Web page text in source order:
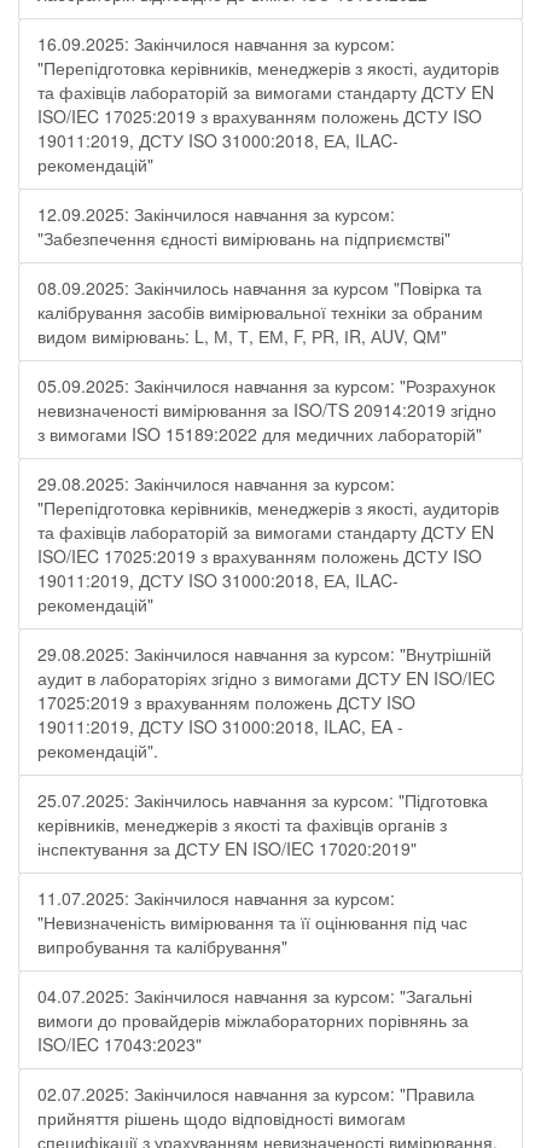
16.09.2025: Закінчилося навчання за курсом:
"Перепідготовка керівників, менеджерів з якості, аудиторів
та фахівців лабораторій за вимогами стандарту ДСТУ EN
ISO/IEC 17025:2019 з врахуванням положень ДСТУ ISO
19011:2019, ДСТУ ISO 31000:2018, ЕА, ILAC-
рекомендацій"
12.09.2025: Закінчилося навчання за курсом:
"Забезпечення єдності вимірювань на підприємстві"
08.09.2025: Закінчилось навчання за курсом "Повірка та
калібрування засобів вимірювальної техніки за обраним
видом вимірювань: L, М, Т, ЕМ, F, РR, ІR, АUV, QМ"
05.09.2025: Закінчилося навчання за курсом: "Розрахунок
невизначеності вимірювання за ISO/TS 20914:2019 згідно
з вимогами ISO 15189:2022 для медичних лабораторій"
29.08.2025: Закінчилося навчання за курсом:
"Перепідготовка керівників, менеджерів з якості, аудиторів
та фахівців лабораторій за вимогами стандарту ДСТУ EN
ISO/IEC 17025:2019 з врахуванням положень ДСТУ ISO
19011:2019, ДСТУ ISO 31000:2018, ЕА, ILAC-
рекомендацій"
29.08.2025: Закінчилося навчання за курсом: "Внутрішній
аудит в лабораторіях згідно з вимогами ДСТУ EN ISO/IEC
17025:2019 з врахуванням положень ДСТУ ISO
19011:2019, ДСТУ ISO 31000:2018, ILAC, EA -
рекомендацій".
25.07.2025: Закінчилось навчання за курсом: "Підготовка
керівників, менеджерів з якості та фахівців органів з
інспектування за ДСТУ EN ISO/IEC 17020:2019"
11.07.2025: Закінчилося навчання за курсом:
"Невизначеність вимірювання та її оцінювання під час
випробування та калібрування"
04.07.2025: Закінчилося навчання за курсом: "Загальні
вимоги до провайдерів міжлабораторних порівнянь за
ISO/IEC 17043:2023"
02.07.2025: Закінчилося навчання за курсом: "Правила
прийняття рішень щодо відповідності вимогам
специфікації з урахуванням невизначеності вимірювання.